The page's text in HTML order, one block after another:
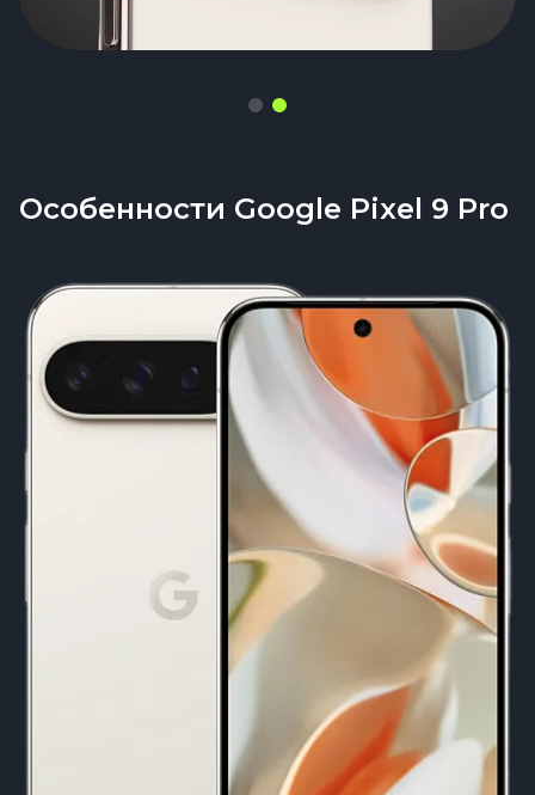
Особенности Google Pixel 9 Pro